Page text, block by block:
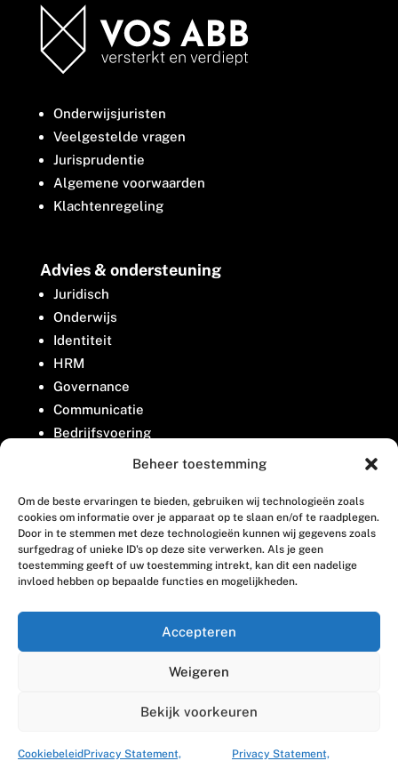
Beheer toestemming
Om de beste ervaringen te bieden, gebruiken wij technologieën zoals
cookies om informatie over je apparaat op te slaan en/of te raadplegen.
Door in te stemmen met deze technologieën kunnen wij gegevens zoals
surfgedrag of unieke ID's op deze site verwerken. Als je geen
toestemming geeft of uw toestemming intrekt, kan dit een nadelige
invloed hebben op bepaalde functies en mogelijkheden.
Accepteren
Weigeren
Bekijk voorkeuren
CookiebeleidPrivacy Statement, Privacy Statement,
Onderwijsjuristen
Veelgestelde vragen
Jurisprudentie
Algemene voorwaarden
Klachtenregeling
Advies & ondersteuning
Juridisch
Onderwijs
Identiteit
HRM
Governance
Communicatie
Bedrijfsvoering
Belangenbehartiging
Contact
Houttuinlaan 8
3447 GM Woerden